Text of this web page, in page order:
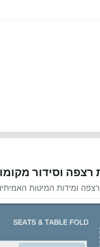
רצפה וסידור
ומידות המיטות